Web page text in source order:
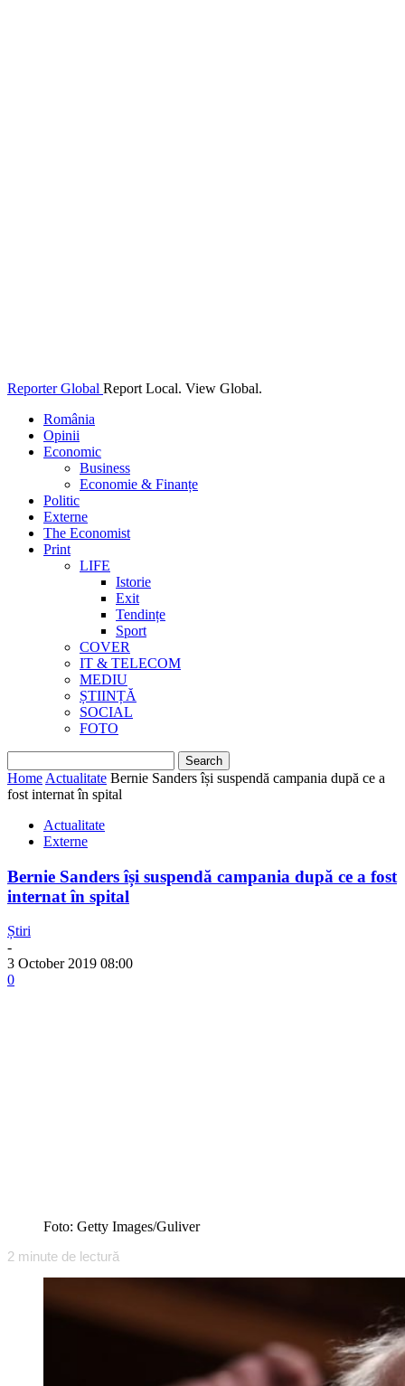
Reporter Global Report Local. View Global.
România
Opinii
Economic
Business
Economie & Finanțe
Politic
Externe
The Economist
Print
LIFE
Istorie
Exit
Tendințe
Sport
COVER
IT & TELECOM
MEDIU
ȘTIINȚĂ
SOCIAL
FOTO
Home Actualitate Bernie Sanders își suspendă campania după ce a
fost internat în spital
Actualitate
Externe
Bernie Sanders își suspendă campania după ce a fost
internat în spital
Știri
-
3 October 2019 08:00
0
Foto: Getty Images/Guliver
2 minute de lectură